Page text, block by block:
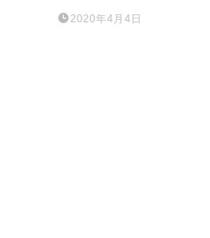
2020年4月4日